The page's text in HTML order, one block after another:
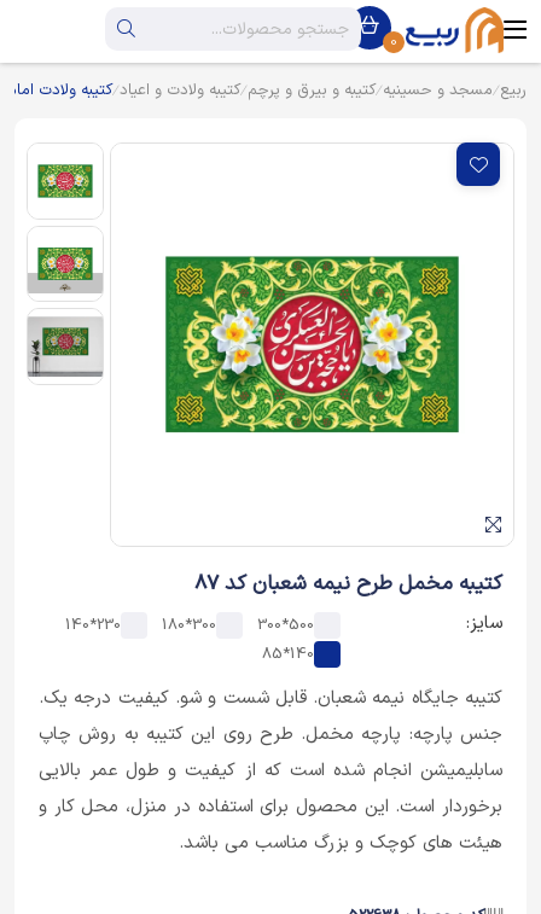
0
ربیع مسجد و حسینیه کتیبه و بیرق و پرچم کتیبه ولادت و اعیاد کتیبه ولادت
کتیبه مخمل طرح نیمه شعبان کد 87
سایز: 500*300
300*180
230*140
140*85
کتیبه جایگاه نیمه شعبان. قابل شست و شو. کیفیت درجه یک.
جنس پارچه: پارچه مخمل. طرح روی این کتیبه به روش چاپ
سابلیمیشن انجام شده است که از کیفیت و طول عمر بالایی
برخوردار است. این محصول برای استفاده در منزل، محل کار و
هیئت های کوچک و بزرگ مناسب می باشد.